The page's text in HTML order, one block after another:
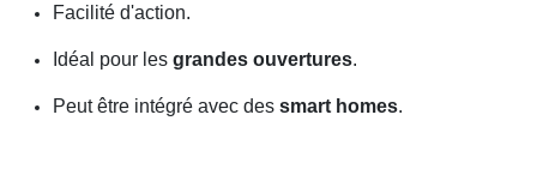
Facilité d'action.
Idéal pour les grandes ouvertures.
Peut être intégré avec des smart homes.